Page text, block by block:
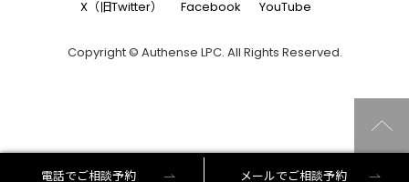
X（旧Twitter） Facebook YouTube
Copyright © Authense LPC. All Rights Reserved.
電話でご相談予約 メールでご相談予約